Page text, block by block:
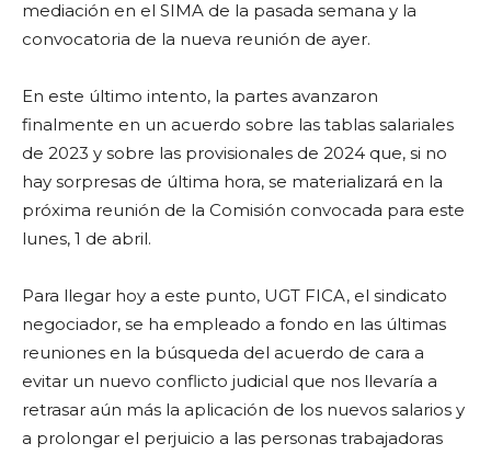
mediación en el SIMA de la pasada semana y la
convocatoria de la nueva reunión de ayer.
En este último intento, la partes avanzaron
finalmente en un acuerdo sobre las tablas salariales
de 2023 y sobre las provisionales de 2024 que, si no
hay sorpresas de última hora, se materializará en la
próxima reunión de la Comisión convocada para este
lunes, 1 de abril.
Para llegar hoy a este punto, UGT FICA, el sindicato
negociador, se ha empleado a fondo en las últimas
reuniones en la búsqueda del acuerdo de cara a
evitar un nuevo conflicto judicial que nos llevaría a
retrasar aún más la aplicación de los nuevos salarios y
a prolongar el perjuicio a las personas trabajadoras